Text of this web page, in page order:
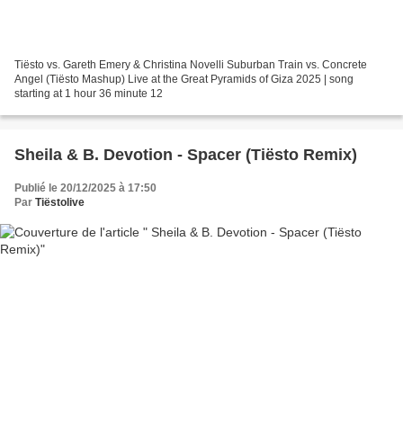
Tiësto vs. Gareth Emery & Christina Novelli Suburban Train vs. Concrete
Angel (Tiësto Mashup) Live at the Great Pyramids of Giza 2025 | song
starting at 1 hour 36 minute 12
Sheila & B. Devotion - Spacer (Tiësto Remix)
Publié le 20/12/2025 à 17:50
Par Tiëstolive